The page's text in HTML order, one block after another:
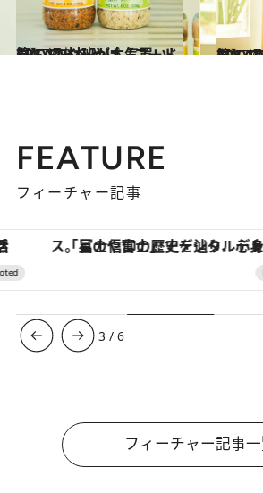
2017.6.8
CREA取材班が本気買いした ハワイみやげ【フード篇】
旅＆お出かけ CREA取材班が本気買いした ハワイみやげ【グッズ篇】
旅＆
FEATURE
フィーチャー記事
「星のや富士」でデジタルデトッ
3 /6
フィーチャー記事